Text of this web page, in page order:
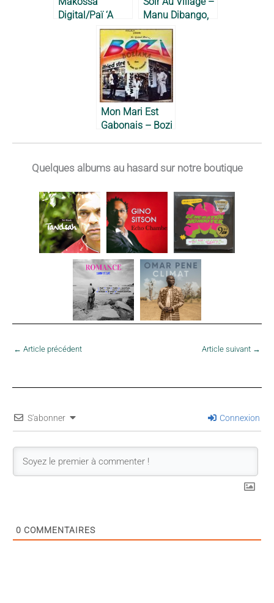
Digital/Paï ‘A
Nyambe – Toto
Guillaume, 1983
Manu Dibango,
1974
Mon Mari Est
Gabonais – Bozi
Quelques albums au hasard sur notre boutique
← Article précédent Article suivant →
S'abonner Connexion
0 COMMENTAIRES